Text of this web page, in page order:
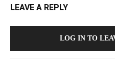
LEAVE A REPLY
LOG IN TO